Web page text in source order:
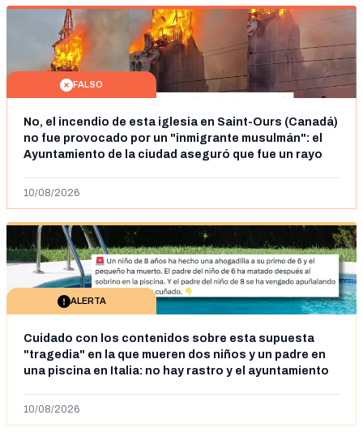
FALSO
No, el incendio de esta iglesia en Saint-Ours (Canadá)
no fue provocado por un "inmigrante musulmán": el
Ayuntamiento de la ciudad aseguró que fue un rayo
10/08/2026
ALERTA
Cuidado con los contenidos sobre esta supuesta
"tragedia" en la que mueren dos niños y un padre en
una piscina en Italia: no hay rastro y el ayuntamiento
10/08/2026